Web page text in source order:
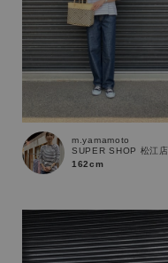
性別
MENS
サイズ
ブランド
m.yamamoto
SUPER SHOP 松江店
162cm